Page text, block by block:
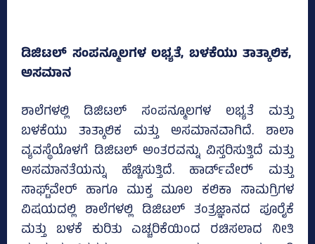
ಡಿಜಿಟಲ್‌ ಸಂಪನ್ಮೂಲಗಳ ಲಭ್ಯತೆ, ಬಳಕೆಯು ತಾತ್ಕಾಲಿಕ,
ಅಸಮಾನ
ಶಾಲೆಗಳಲ್ಲಿ ಡಿಜಿಟಲ್‌ ಸಂಪನ್ಮೂಲಗಳ ಲಭ್ಯತೆ ಮತ್ತು
ಬಳಕೆಯು ತಾತ್ಕಾಲಿಕ ಮತ್ತು ಅಸಮಾನವಾಗಿದೆ. ಶಾಲಾ
ವ್ಯವಸ್ಥೆಯೊಳಗೆ ಡಿಜಿಟಲ್ ಅಂತರವನ್ನು ವಿಸ್ತರಿಸುತ್ತಿದೆ ಮತ್ತು
ಅಸಮಾನತೆಯನ್ನು ಹೆಚ್ಚಿಸುತ್ತಿದೆ. ಹಾರ್ಡ್‌ವೇರ್‍‌ ಮತ್ತು
ಸಾಫ್ಟ್‌ವೇರ್ ಹಾಗೂ ಮುಕ್ತ ಮೂಲ ಕಲಿಕಾ ಸಾಮಗ್ರಿಗಳ
ವಿಷಯದಲ್ಲಿ ಶಾಲೆಗಳಲ್ಲಿ ಡಿಜಿಟಲ್ ತಂತ್ರಜ್ಞಾನದ ಪೂರೈಕೆ
ಮತ್ತು ಬಳಕೆ ಕುರಿತು ಎಚ್ಚರಿಕೆಯಿಂದ ರಚಿಸಲಾದ ನೀತಿ